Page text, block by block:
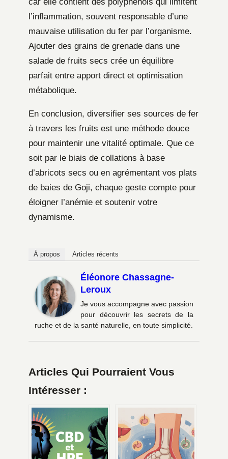
car elle contient des polyphénols qui limitent
l’inflammation, souvent responsable d’une
mauvaise utilisation du fer par l’organisme.
Ajouter des grains de grenade dans une
salade de fruits secs crée un équilibre
parfait entre apport direct et optimisation
métabolique.
En conclusion, diversifier ses sources de fer
à travers les fruits est une méthode douce
pour maintenir une vitalité optimale. Que ce
soit par le biais de collations à base
d’abricots secs ou en agrémentant vos plats
de baies de Goji, chaque geste compte pour
éloigner l’anémie et soutenir votre
dynamisme.
À propos Articles récents
Éléonore Chassagne-
Leroux
Je vous accompagne avec passion
pour découvrir les secrets de la
ruche et de la santé naturelle, en toute simplicité.
Articles Qui Pourraient Vous
Intéresser :